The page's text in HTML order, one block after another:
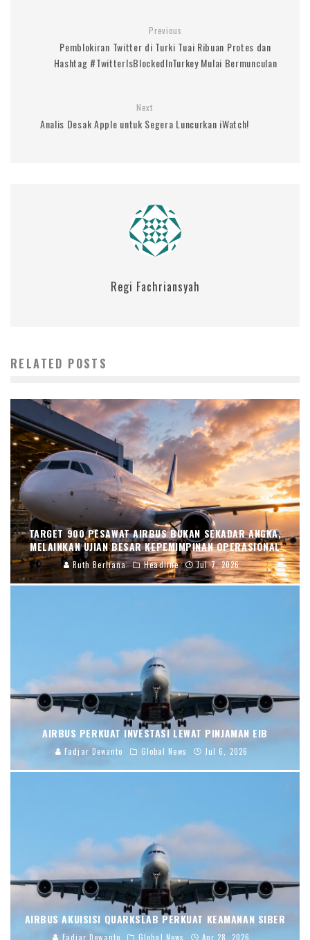
Previous
Pemblokiran Twitter di Turki Tuai Ribuan Protes dan
Hashtag #TwitterIsBlockedInTurkey Mulai Bermunculan
Next
Analis Desak Apple untuk Segera Luncurkan iWatch!
Regi Fachriansyah
RELATED POSTS
TARGET 900 PESAWAT AIRBUS BUKAN SEKADAR ANGKA,
MELAINKAN UJIAN BESAR KEPEMIMPINAN OPERASIONAL
Ruth Berliana Headline Jul 7, 2026
AIRBUS PERKUAT INVESTASI LEWAT PINJAMAN EIB
Fadjar Dewanto Global News Jul 6, 2026
AIRBUS AKUISISI QUARKSLAB PERKUAT KEAMANAN SIBER
Fadjar Dewanto Global News Apr 28, 2026